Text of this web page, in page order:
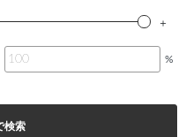
%
検索